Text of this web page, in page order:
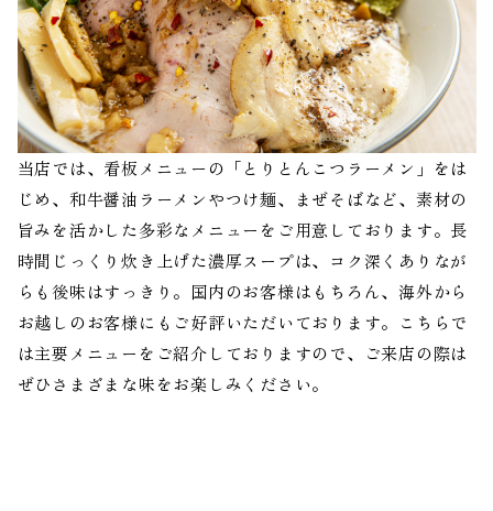
当店では、看板メニューの「とりとんこつラーメン」をは
じめ、和牛醤油ラーメンやつけ麺、まぜそばなど、素材の
旨みを活かした多彩なメニューをご用意しております。長
時間じっくり炊き上げた濃厚スープは、コク深くありなが
らも後味はすっきり。国内のお客様はもちろん、海外から
お越しのお客様にもご好評いただいております。こちらで
は主要メニューをご紹介しておりますので、ご来店の際は
ぜひさまざまな味をお楽しみください。